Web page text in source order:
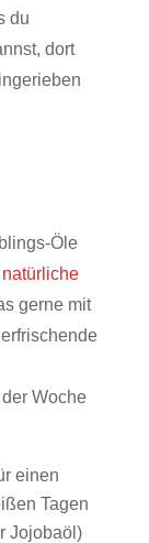
du
dort
Öle
gerne mit
Woche
einen
Tagen
Jojobaöl)